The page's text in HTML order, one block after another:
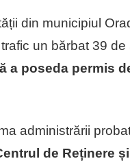
din municipiul
un bărbat 39 de
a poseda permis
administrării
de Reținere și